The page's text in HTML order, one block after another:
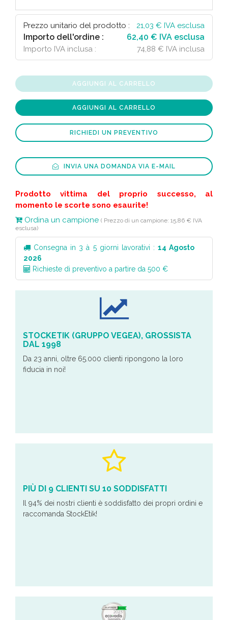
Prezzo unitario del prodotto : 21,03 € IVA esclusa
Importo dell'ordine : 62,40 € IVA esclusa
Importo IVA inclusa : 74,88 € IVA inclusa
AGGIUNGI AL CARRELLO
AGGIUNGI AL CARRELLO
RICHIEDI UN PREVENTIVO
INVIA UNA DOMANDA VIA E-MAIL
Prodotto vittima del proprio successo, al
momento le scorte sono esaurite!
Ordina un campione ( Prezzo di un campione: 15,86 € IVA
esclusa)
Consegna in 3 à 5 giorni lavorativi : 14 Agosto
2026
Richieste di preventivo a partire da 500 €
STOCKETIK (GRUPPO VEGEA), GROSSISTA
DAL 1998
Da 23 anni, oltre 65.000 clienti ripongono la loro
fiducia in noi!
PIÙ DI 9 CLIENTI SU 10 SODDISFATTI
Il 94% dei nostri clienti è soddisfatto dei propri ordini e
raccomanda StockEtik!